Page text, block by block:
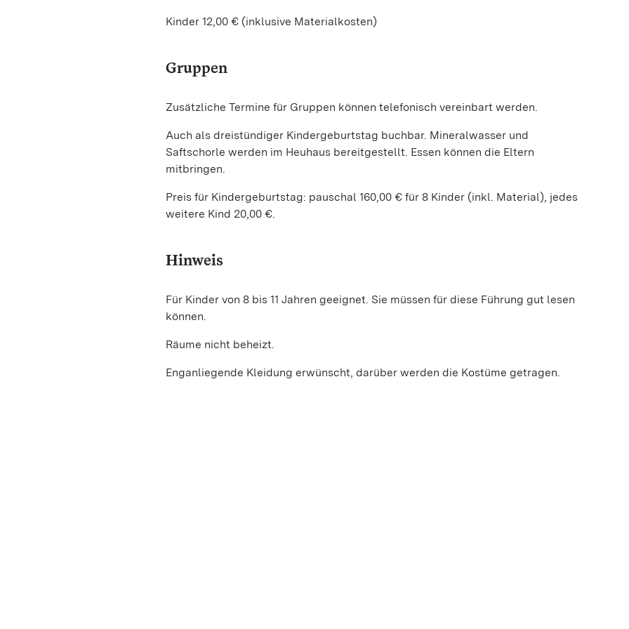
Kinder 12,00 € (inklusive Materialkosten)
Gruppen
Zusätzliche Termine für Gruppen können telefonisch vereinbart werden.
Auch als dreistündiger Kindergeburtstag buchbar. Mineralwasser und
Saftschorle werden im Heuhaus bereitgestellt. Essen können die Eltern
mitbringen.
Preis für Kindergeburtstag: pauschal 160,00 € für 8 Kinder (inkl. Material), jedes
weitere Kind 20,00 €.
Hinweis
Für Kinder von 8 bis 11 Jahren geeignet. Sie müssen für diese Führung gut lesen
können.
Räume nicht beheizt.
Enganliegende Kleidung erwünscht, darüber werden die Kostüme getragen.